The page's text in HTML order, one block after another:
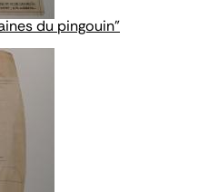
du pingouin"